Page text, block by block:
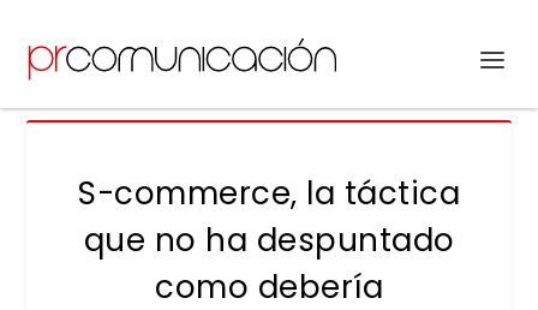
S-commerce, la táctica
que no ha despuntado
como debería